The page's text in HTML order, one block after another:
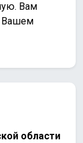
Вам
Вашем
области